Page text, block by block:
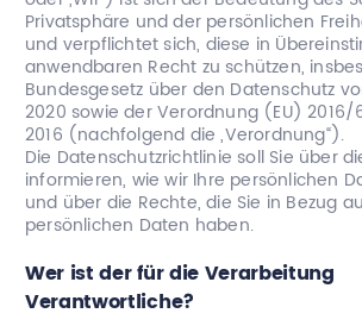
Kontakt
Privatsphäre und der persönlichen
und verpflichtet sich, diese in
anwendbaren Recht zu schützen,
Bundesgesetz über den Datenschutz
2020 sowie der Verordnung (EU) 2016/
2016 (nachfolgend die „Verordnung“).
Die Datenschutzrichtlinie soll Sie über
informieren, wie wir Ihre persönlichen
und über die Rechte, die Sie in Bezug
persönlichen Daten haben.
Wer ist der für die Verarbeitung
Verantwortliche?